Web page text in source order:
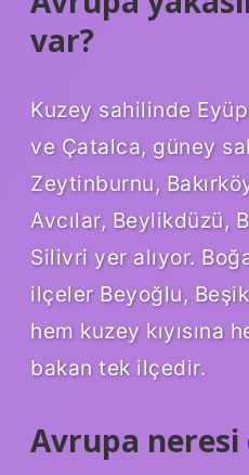
var?
Kuzey sahilinde
ve Çatalca, güney
Zeytinburnu,
Avcılar, Beylikdüzü,
Silivri yer alıyor.
ilçeler Beyoğlu,
hem kuzey kıyısına
bakan tek ilçedir.
Avrupa neresi